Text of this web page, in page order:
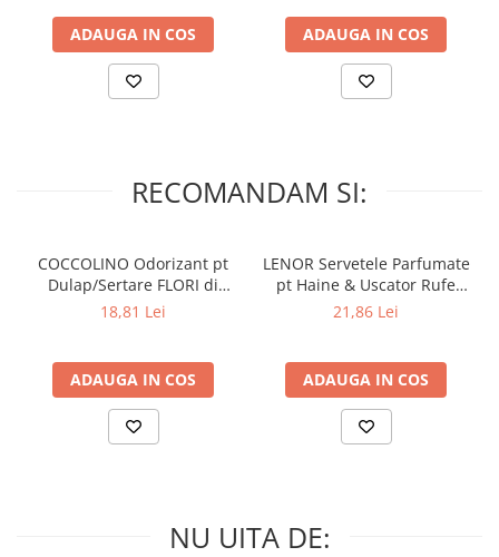
ADAUGA IN COS ADAUGA IN COS
RECOMANDAM SI:
COCCOLINO Odorizant pt
Dulap/Sertare FLORI di
PRIMAVERA 3 buc
18,81 Lei
ADAUGA IN COS
LENOR Servetele Parfumate
pt Haine & Uscator Rufe
SPRING AWAKENING 34 buc
21,86 Lei
ADAUGA IN COS
NU UITA DE: